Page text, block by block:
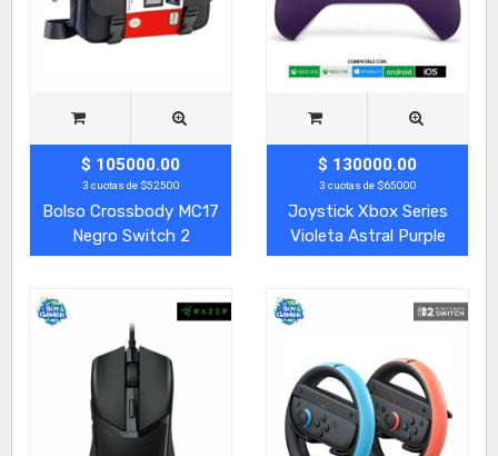
$ 105000.00
3 cuotas de $52500
Bolso Crossbody MC17
Negro Switch 2
$ 130000.00
3 cuotas de $65000
Joystick Xbox Series
Violeta Astral Purple